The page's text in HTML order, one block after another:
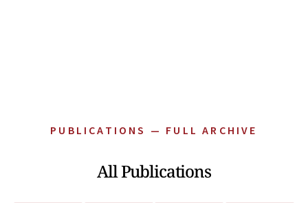
PUBLICATIONS — FULL ARCHIVE
All Publications